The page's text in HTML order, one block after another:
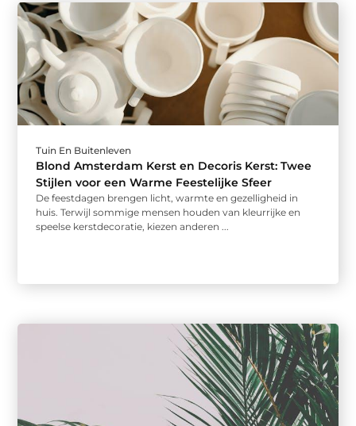
Tuin En Buitenleven
Blond Amsterdam Kerst en Decoris Kerst: Twee
Stijlen voor een Warme Feestelijke Sfeer
De feestdagen brengen licht, warmte en gezelligheid in
huis. Terwijl sommige mensen houden van kleurrijke en
speelse kerstdecoratie, kiezen anderen ...